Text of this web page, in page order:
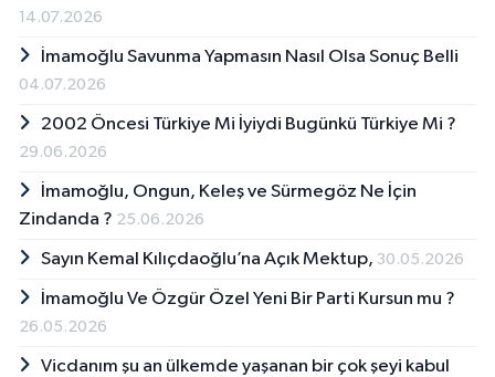
14.07.2026
İmamoğlu Savunma Yapmasın Nasıl Olsa Sonuç Belli
04.07.2026
2002 Öncesi Türkiye Mi İyiydi Bugünkü Türkiye Mi ?
29.06.2026
İmamoğlu, Ongun, Keleş ve Sürmegöz Ne İçin
Zindanda ? 25.06.2026
Sayın Kemal Kılıçdaoğlu’na Açık Mektup, 30.05.2026
İmamoğlu Ve Özgür Özel Yeni Bir Parti Kursun mu ?
26.05.2026
Vicdanım şu an ülkemde yaşanan bir çok şeyi kabul